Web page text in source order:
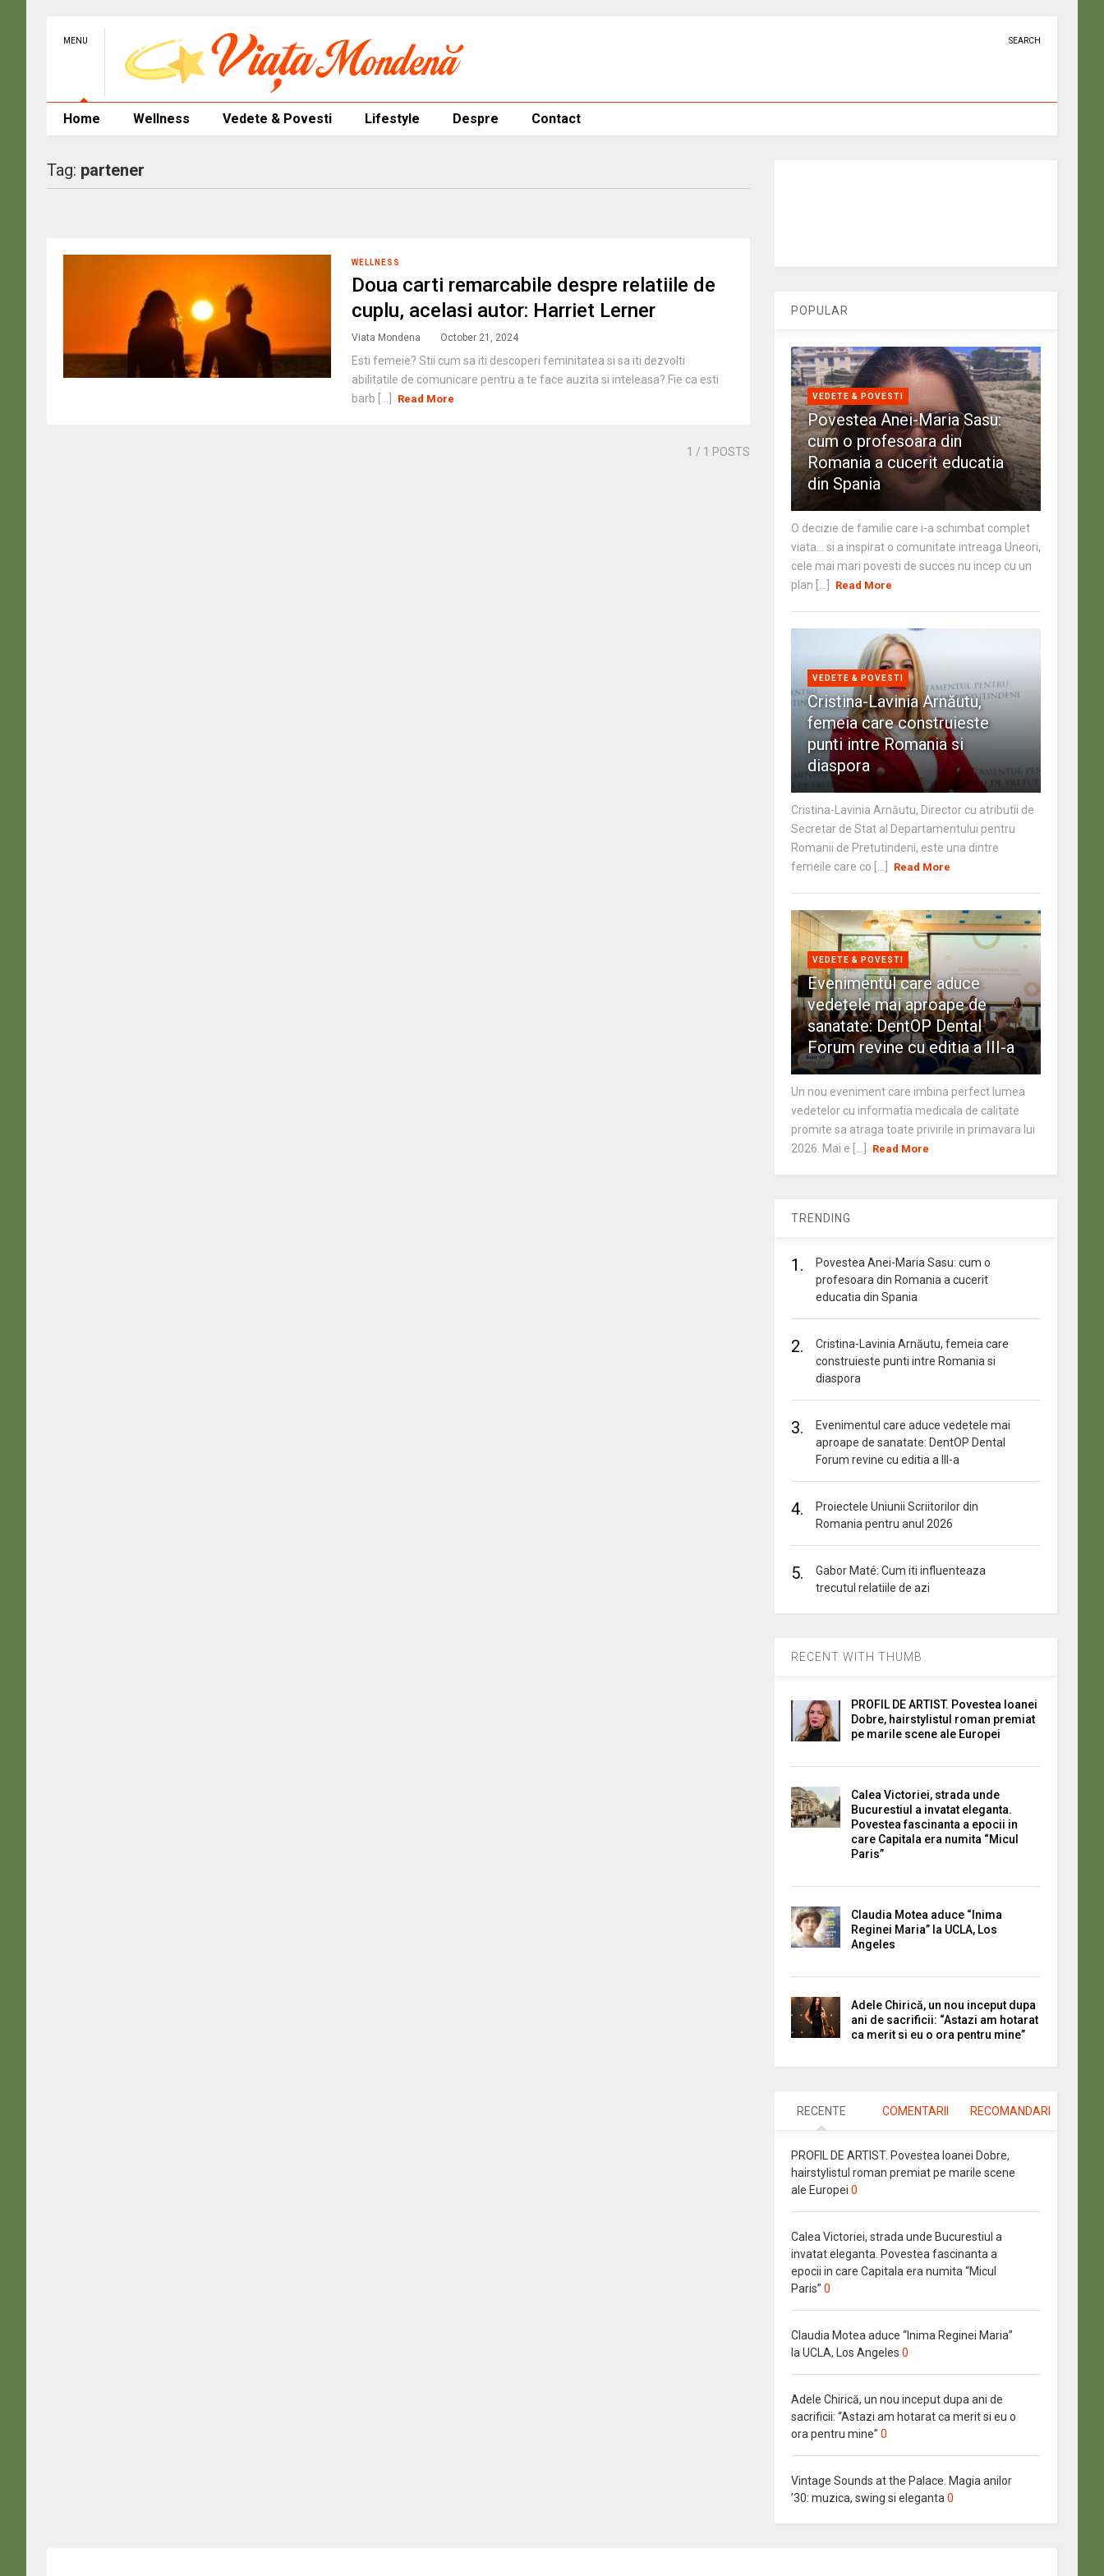
MENU SEARCH
Home Wellness Vedete & Povesti Lifestyle Despre Contact
Tag: partener
WELLNESS
Doua carti remarcabile despre relatiile de
cuplu, acelasi autor: Harriet Lerner
Viata Mondena October 21, 2024
Esti femeie? Stii cum sa iti descoperi feminitatea si sa iti dezvolti
abilitatile de comunicare pentru a te face auzita si inteleasa? Fie ca esti
barb [...]
Read More
1 / 1 POSTS
POPULAR
VEDETE & POVESTI
Povestea Anei-Maria Sasu:
cum o profesoara din
Romania a cucerit educatia
din Spania
O decizie de familie care i-a schimbat complet
viata… si a inspirat o comunitate intreaga Uneori,
cele mai mari povesti de succes nu incep cu un
plan [...]
Read More
VEDETE & POVESTI
Cristina-Lavinia Arnăutu,
femeia care construieste
punti intre Romania si
diaspora
Cristina-Lavinia Arnăutu, Director cu atributii de
Secretar de Stat al Departamentului pentru
Romanii de Pretutindeni, este una dintre
femeile care co [...]
Read More
VEDETE & POVESTI
Evenimentul care aduce
vedetele mai aproape de
sanatate: DentOP Dental
Forum revine cu editia a III-a
Un nou eveniment care imbina perfect lumea
vedetelor cu informatia medicala de calitate
promite sa atraga toate privirile in primavara lui
2026. Mai e [...]
Read More
TRENDING
1.
Povestea Anei-Maria Sasu: cum o
profesoara din Romania a cucerit
educatia din Spania
2.
Cristina-Lavinia Arnăutu, femeia care
construieste punti intre Romania si
diaspora
3.
Evenimentul care aduce vedetele mai
aproape de sanatate: DentOP Dental
Forum revine cu editia a III-a
4.
Proiectele Uniunii Scriitorilor din
Romania pentru anul 2026
5.
Gabor Maté: Cum iti influenteaza
trecutul relatiile de azi
RECENT WITH THUMB
PROFIL DE ARTIST. Povestea Ioanei
Dobre, hairstylistul roman premiat
pe marile scene ale Europei
Calea Victoriei, strada unde
Bucurestiul a invatat eleganta.
Povestea fascinanta a epocii in
care Capitala era numita “Micul
Paris”
Claudia Motea aduce “Inima
Reginei Maria” la UCLA, Los
Angeles
Adele Chirică, un nou inceput dupa
ani de sacrificii: “Astazi am hotarat
ca merit si eu o ora pentru mine”
RECENTE COMENTARII RECOMANDARI
PROFIL DE ARTIST. Povestea Ioanei Dobre,
hairstylistul roman premiat pe marile scene
ale Europei 0
Calea Victoriei, strada unde Bucurestiul a
invatat eleganta. Povestea fascinanta a
epocii in care Capitala era numita “Micul
Paris” 0
Claudia Motea aduce “Inima Reginei Maria”
la UCLA, Los Angeles 0
Adele Chirică, un nou inceput dupa ani de
sacrificii: “Astazi am hotarat ca merit si eu o
ora pentru mine” 0
Vintage Sounds at the Palace. Magia anilor
’30: muzica, swing si eleganta 0